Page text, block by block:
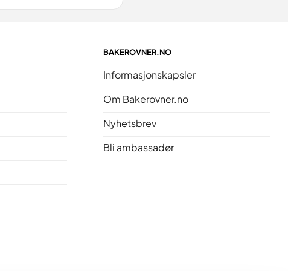
BAKEROVNER.NO
Informasjonskapsler
Om Bakerovner.no
Nyhetsbrev
Bli ambassadør